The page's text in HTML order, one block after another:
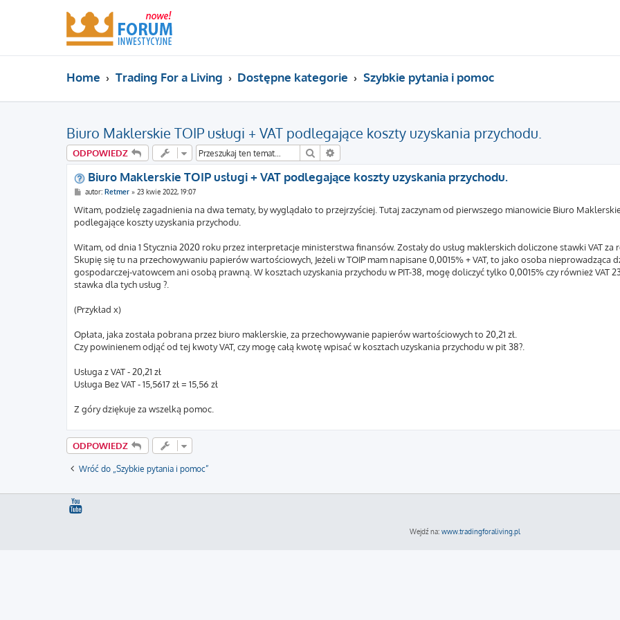
Home Trading For a Living Dostępne kategorie Szybkie pytania i pomoc
Biuro Maklerskie TOIP usługi + VAT podlegające koszty uzyskania przychodu.
ODPOWIEDZ Szukaj
Biuro Maklerskie TOIP usługi + VAT podlegające koszty uzyskania przychodu.
P
s
t
autor: Retmer» 23 kwie 2022, 19:07
Witam, podzielę zagadnienia na dwa tematy, by wyglądało to przejrzyściej. Tutaj zaczynam od pierwszego mianowicie Biuro Maklerskie
podlegające koszty uzyskania przychodu.
Witam, od dnia 1 Stycznia 2020 roku przez interpretacje ministerstwa finansów. Zostały do usług maklerskich doliczone stawki VAT za
Skupię się tu na przechowywaniu papierów wartościowych, Jeżeli w TOIP mam napisane 0,0015% + VAT, to jako osoba nieprowadząca
gospodarczej-vatowcem ani osobą prawną. W kosztach uzyskania przychodu w PIT-38, mogę doliczyć tylko 0,0015% czy również VAT
stawka dla tych usług ?.
(Przykład x)
Opłata, jaka została pobrana przez biuro maklerskie, za przechowywanie papierów wartościowych to 20,21 zł.
Czy powinienem odjąć od tej kwoty VAT, czy mogę całą kwotę wpisać w kosztach uzyskania przychodu w pit 38?.
Usługa z VAT - 20,21 zł
Usługa Bez VAT - 15,5617 zł = 15,56 zł
Z góry dziękuje za wszelką pomoc.
ODPOWIEDZ
Wróć do „Szybkie pytania i pomoc”
Wejdź na: www.tradingforaliving.pl